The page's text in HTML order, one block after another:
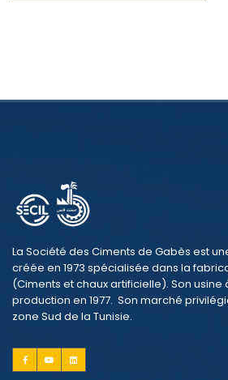
La Société des Ciments de Gabès est
créée en 1973 spécialisée dans la
(Ciments et chaux artificielle). Son
production en 1977. Son marché
zone Sud de la Tunisie.